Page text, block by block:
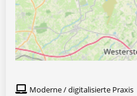
Moderne / digitalisierte Praxis